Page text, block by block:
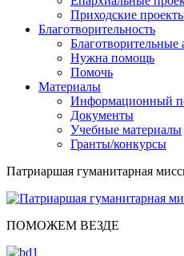
Приходские
Благотворительность
Благотворительные
Нужна помощь
Помочь
Материалы
Информационный
Документы
Учебные материалы
Гранты/конкурсы
Патриаршая гуманитарная
ПОМОЖЕМ ВЕЗДЕ